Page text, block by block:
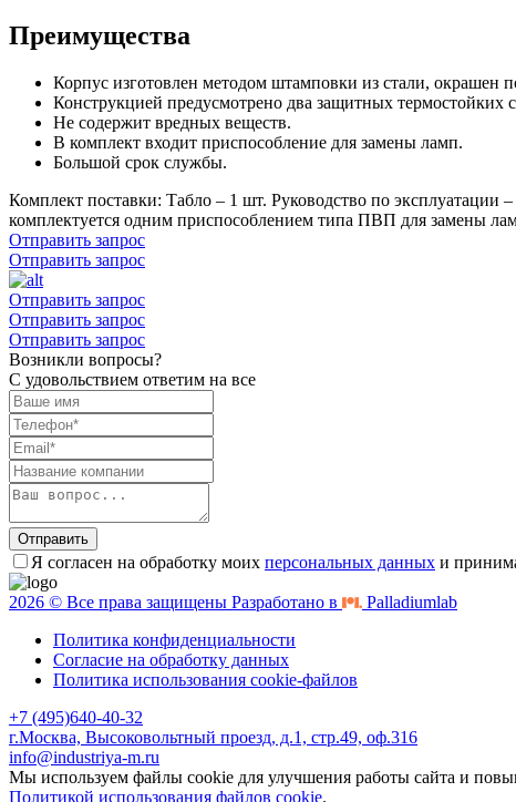
Преимущества
Корпус изготовлен методом штамповки из стали, окрашен
Конструкцией предусмотрено два защитных термостойких
Не содержит вредных веществ.
В комплект входит приспособление для замены ламп.
Большой срок службы.
Комплект поставки: Табло – 1 шт. Руководство по эксплуатации
комплектуется одним приспособлением типа ПВП для замены
Отправить запрос
Отправить запрос
Отправить запрос
Отправить запрос
Отправить запрос
Возникли вопросы?
С удовольствием ответим на все
Отправить
Я согласен на обработку моих персональных данных и
2026 © Все права защищены Разработано в
Palladiumlab
Политика конфиденциальности
Согласие на обработку данных
Политика использования cookie-файлов
+7 (495)640-40-32
г.Москва, Высоковольтный проезд, д.1, стр.49, оф.316
info@industriya-m.ru
Мы используем файлы cookie для улучшения работы сайта и
Политикой использования файлов cookie.